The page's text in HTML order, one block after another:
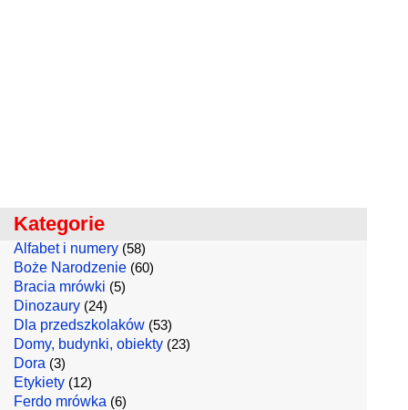
Kategorie
Alfabet i numery (58)
Boże Narodzenie (60)
Bracia mrówki (5)
Dinozaury (24)
Dla przedszkolaków (53)
Domy, budynki, obiekty (23)
Dora (3)
Etykiety (12)
Ferdo mrówka (6)